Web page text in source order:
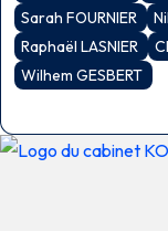
Sarah FOURNIER
Raphaël LASNIER
Wilhem GESBERT